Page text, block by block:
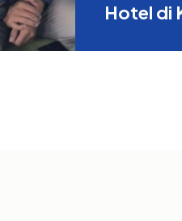
Hotel di